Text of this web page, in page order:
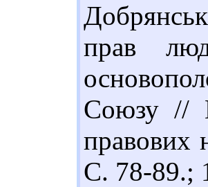
прав
Союзу //
правових
С. 78-89.;